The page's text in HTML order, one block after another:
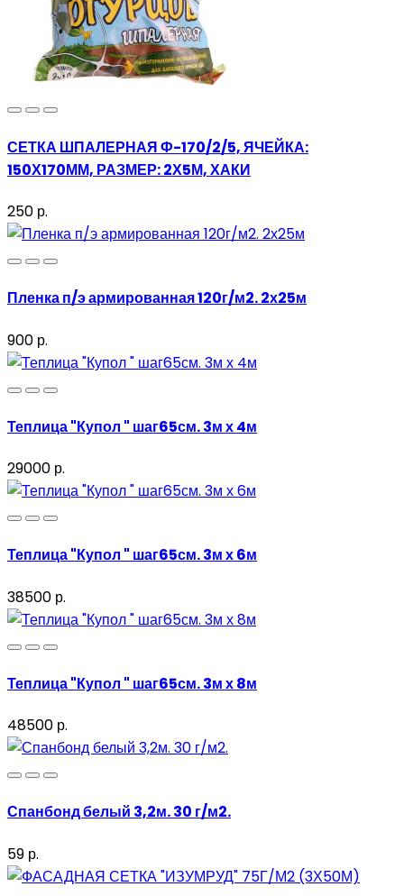
СЕТКА ШПАЛЕРНАЯ Ф-170/2/5, ЯЧЕЙКА:
150Х170ММ, РАЗМЕР: 2Х5М, ХАКИ
250 р.
Пленка п/э армированная 120г/м2. 2х25м
900 р.
Теплица "Купол " шаг65см. 3м х 4м
29000 р.
Теплица "Купол " шаг65см. 3м х 6м
38500 р.
Теплица "Купол " шаг65см. 3м х 8м
48500 р.
Спанбонд белый 3,2м. 30 г/м2.
59 р.